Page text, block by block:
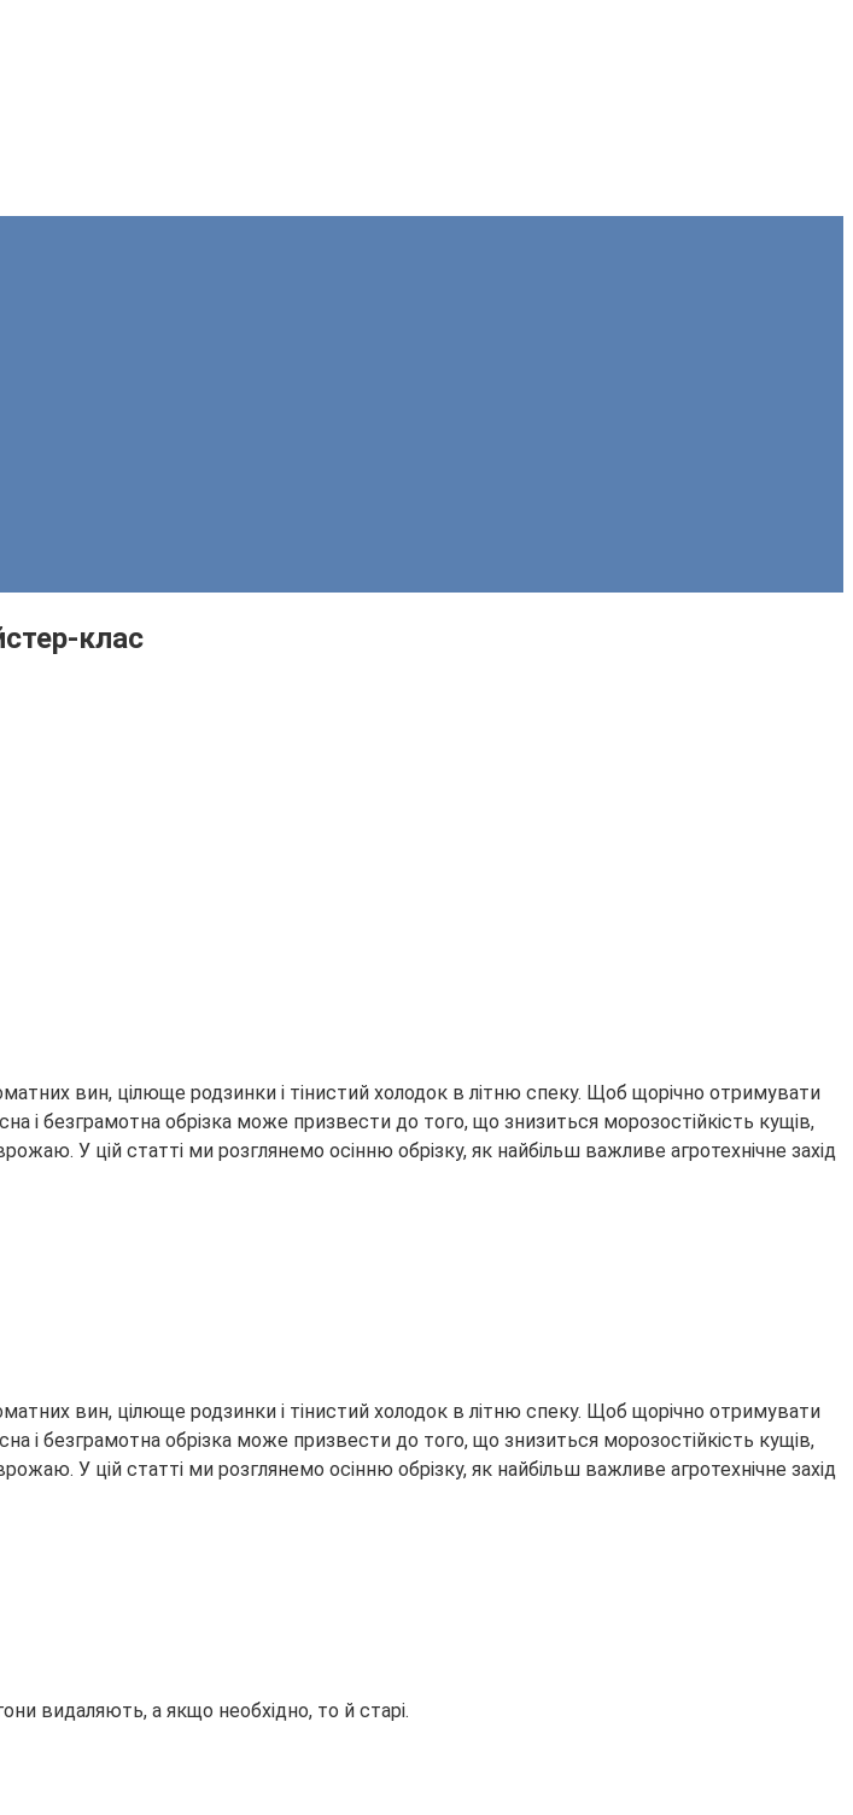
клас
вин, цілюще родзинки і тінистий холодок в літню спеку. Щоб щорічно отримувати
і безграмотна обрізка може призвести до того, що знизиться морозостійкість кущів,
У цій статті ми розглянемо осінню обрізку, як найбільш важливе агротехнічне захід
вин, цілюще родзинки і тінистий холодок в літню спеку. Щоб щорічно отримувати
і безграмотна обрізка може призвести до того, що знизиться морозостійкість кущів,
У цій статті ми розглянемо осінню обрізку, як найбільш важливе агротехнічне захід
видаляють, а якщо необхідно, то й старі.